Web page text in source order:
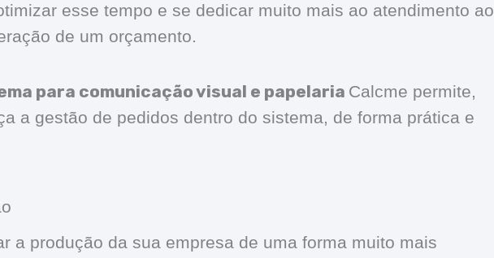
esse tempo e se dedicar muito mais ao atendimento ao
de um orçamento.
para comunicação visual e papelaria Calcme permite,
a gestão de pedidos dentro do sistema, de forma prática e
a produção da sua empresa de uma forma muito mais